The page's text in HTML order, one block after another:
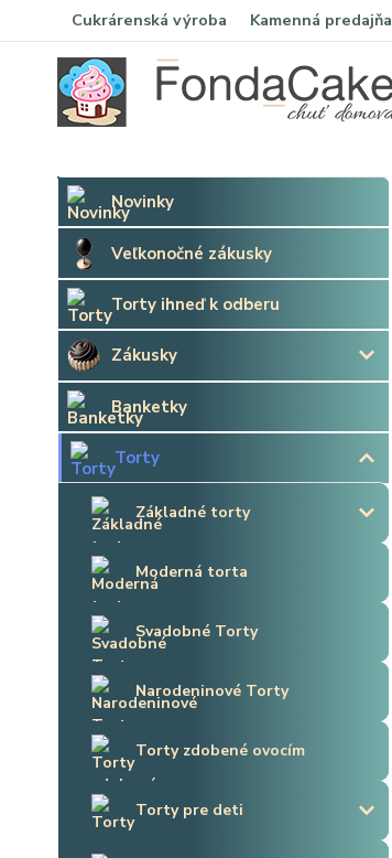
Cukrárenská výroba Kamenná predajňa
Novinky
Veľkonočné zákusky
Torty ihneď k odberu
Zákusky
Banketky
Torty
Základné torty
Moderná torta
Svadobné Torty
Narodeninové Torty
Torty zdobené ovocím
Torty pre deti